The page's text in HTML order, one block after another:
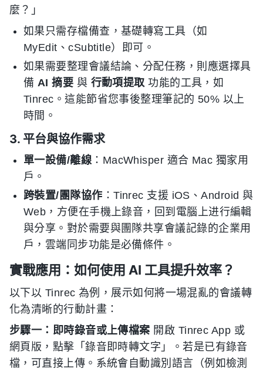
麼？」
如果只需存檔備查，基礎轉寫工具（如
MyEdit、cSubtitle）即可。
如果需要整理會議結論、分配任務，則應選擇具
備 AI 摘要 與 行動項提取 功能的工具，如
Tinrec。這能節省您事後整理筆記的 50% 以上
時間。
3. 平台與協作需求
單一設備/離線 ：MacWhisper 適合 Mac 獨家用
戶。
跨裝置/團隊協作 ：Tinrec 支援 iOS、Android 與
Web，方便在手機上錄音，回到電腦上进行編輯
與分享。對於需要與團隊共享會議記錄的企業用
戶，雲端同步功能是必備條件。
實戰應用：如何使用 AI 工具提升效率？
以下以 Tinrec 為例，展示如何將一場混亂的會議轉
化為清晰的行動計畫：
步驟一：即時錄音或上傳檔案 開啟 Tinrec App 或
網頁版，點擊「錄音即時轉文字」。若是已有錄音
檔，可直接上傳。系統會自動識別語言（例如檢測